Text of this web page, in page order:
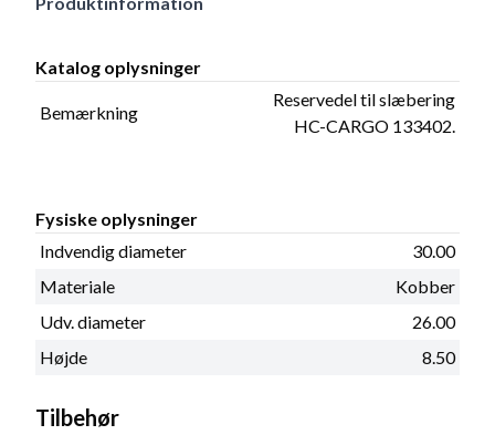
Katalog oplysninger
Bemærkning
Reservedel til slæbering
HC-CARGO 133402.
Fysiske oplysninger
Indvendig diameter
30.00
Materiale
Kobber
Udv. diameter
26.00
Højde
8.50
Tilbehør